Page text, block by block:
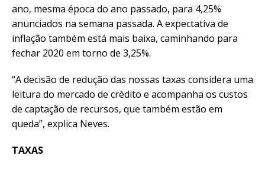
ano, mesma época do ano passado, para 4,25%
anunciados na semana passada. A expectativa de
inflação também está mais baixa, caminhando para
fechar 2020 em torno de 3,25%.
“A decisão de redução das nossas taxas considera uma
leitura do mercado de crédito e acompanha os custos
de captação de recursos, que também estão em
queda”, explica Neves.
TAXAS